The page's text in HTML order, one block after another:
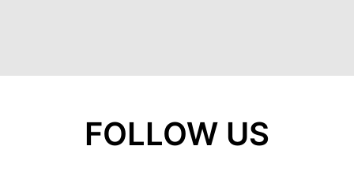
FOLLOW US